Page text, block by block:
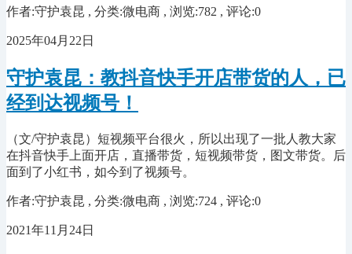
作者:守护袁昆 , 分类:微电商 , 浏览:782 , 评论:0
2025年04月22日
守护袁昆：教抖音快手开店带货的人，已
经到达视频号！
（文/守护袁昆）短视频平台很火，所以出现了一批人教大家
在抖音快手上面开店，直播带货，短视频带货，图文带货。后
面到了小红书，如今到了视频号。
作者:守护袁昆 , 分类:微电商 , 浏览:724 , 评论:0
2021年11月24日